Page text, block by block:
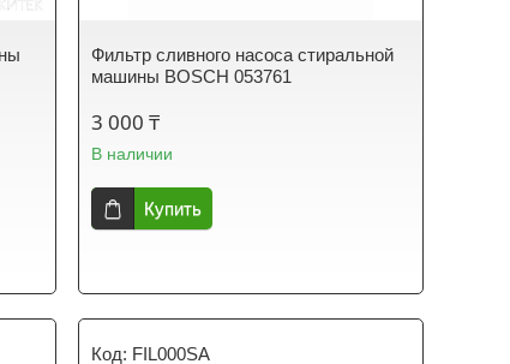
Фильтр сливного насоса стиральной
машины BOSСH 053761
3 000 ₸
В наличии
Купить
FIL000SA